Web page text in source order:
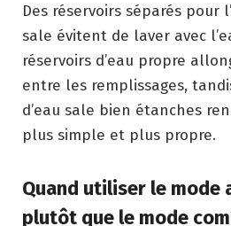
Des réservoirs séparés pour
sale évitent de laver avec
réservoirs d’eau propre
entre les remplissages,
d’eau sale bien étanches
plus simple et plus propre.
Quand utiliser le mode
plutôt que le mode